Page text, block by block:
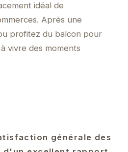
idéal de
Après une
profitez du balcon pour
vivre des moments
générale des